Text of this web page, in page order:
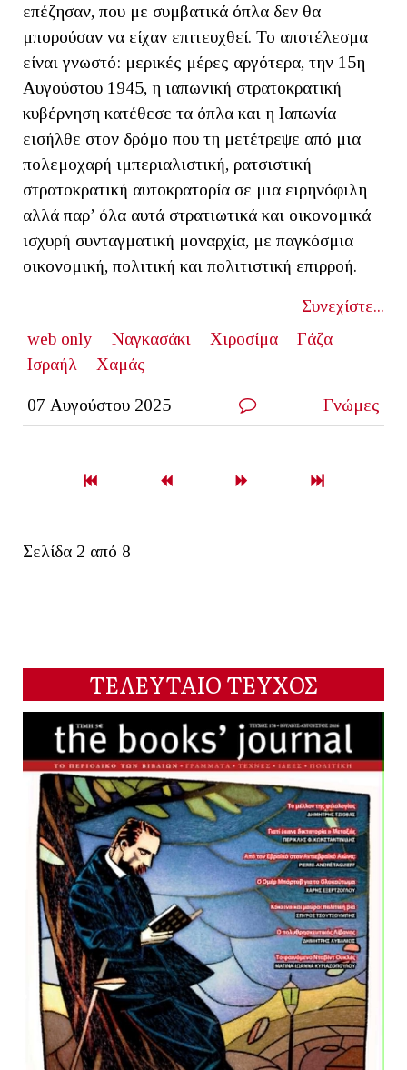
επέζησαν, που με συμβατικά όπλα δεν θα
μπορούσαν να είχαν επιτευχθεί. Το αποτέλεσμα
είναι γνωστό: μερικές μέρες αργότερα, την 15η
Αυγούστου 1945, η ιαπωνική στρατοκρατική
κυβέρνηση κατέθεσε τα όπλα και η Ιαπωνία
εισήλθε στον δρόμο που τη μετέτρεψε από μια
πολεμοχαρή ιμπεριαλιστική, ρατσιστική
στρατοκρατική αυτοκρατορία σε μια ειρηνόφιλη
αλλά παρ’ όλα αυτά στρατιωτικά και οικονομικά
ισχυρή συνταγματική μοναρχία, με παγκόσμια
οικονομική, πολιτική και πολιτιστική επιρροή.
Συνεχίστε...
web only
Ναγκασάκι Χιροσίμα
Γάζα
Ισραήλ
Χαμάς
07 Αυγούστου 2025 Γνώμες
Σελίδα 2 από 8
ΤΕΛΕΥΤΑΙΟ ΤΕΥΧΟΣ